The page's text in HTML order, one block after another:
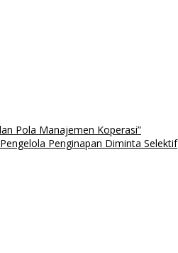
Pola Manajemen Koperasi”
Penginapan Diminta Selektif